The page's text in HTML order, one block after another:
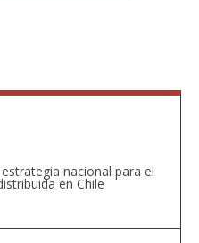
nacional para el
en Chile